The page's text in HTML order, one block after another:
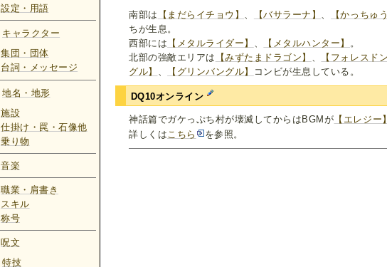
南部は 【まだらイチョウ】 【バサラーナ】 【かっちゅ
ちが生息。
西部には 【メタルライダー】 【メタルハンター】
。
北部の強敵エリアは
【みずたまドラゴン】 【フォレスドン
グル】
【グリンバングル】 コンビが生息している。
DQ10オンライン
神話篇でガケっぷち村が壊滅してからはBGMが 【エレジー】
詳しくはこちら を参照。
設定・用語
キャラクター
集団・団体
台詞・メッセージ
地名・地形
施設
仕掛け・罠・石像他
乗り物
音楽
職業・肩書き
スキル
称号
呪文
特技